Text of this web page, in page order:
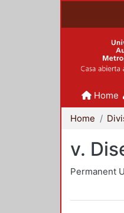
Home
Home
v.
Permanent